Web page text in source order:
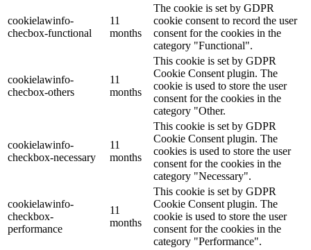
cookielawinfo-
checbox-functional
11
months
The cookie is set by GDPR
cookie consent to record the user
consent for the cookies in the
category "Functional".
cookielawinfo-
checbox-others
11
months
This cookie is set by GDPR
Cookie Consent plugin. The
cookie is used to store the user
consent for the cookies in the
category "Other.
cookielawinfo-
checkbox-necessary
11
months
This cookie is set by GDPR
Cookie Consent plugin. The
cookies is used to store the user
consent for the cookies in the
category "Necessary".
cookielawinfo-
checkbox-
performance
11
months
This cookie is set by GDPR
Cookie Consent plugin. The
cookie is used to store the user
consent for the cookies in the
category "Performance".